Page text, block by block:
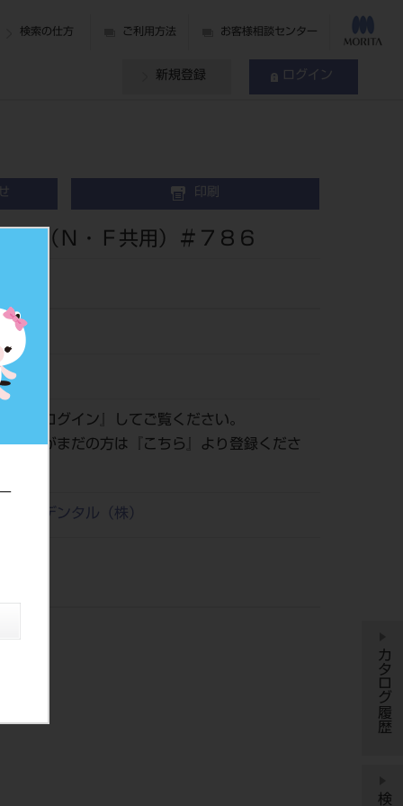
検索の仕方 ご利用方法 お客様相談センター
新規登録 ログイン
印刷
（Ｎ・Ｆ共用）＃７８６
ログイン 』してご覧ください。
登録がまだの方は『
こちら
』より登録くださ
タケデンタル（株）
カタログ履歴